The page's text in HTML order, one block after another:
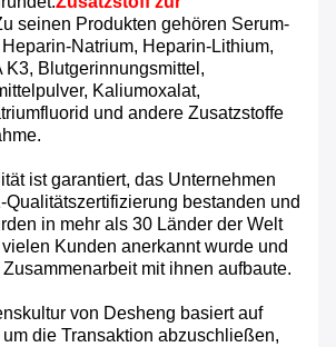
seinen Produkten gehören Serum-
Natrium, Heparin-Lithium,
K3, Blutgerinnungsmittel,
Kaliumoxalat,
und andere Zusatzstoffe
ist garantiert, das Unternehmen
Qualitätszertifizierung bestanden und
in mehr als 30 Länder der Welt
Kunden anerkannt wurde und
mit ihnen aufbaute.
von Desheng basiert auf
um die Transaktion abzuschließen,